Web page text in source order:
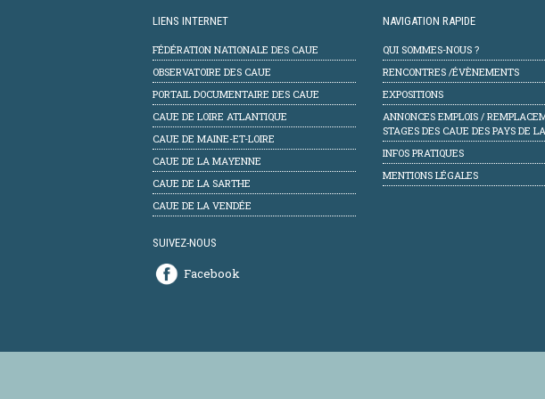
LIENS INTERNET
FÉDÉRATION NATIONALE DES CAUE
OBSERVATOIRE DES CAUE
PORTAIL DOCUMENTAIRE DES CAUE
CAUE DE LOIRE ATLANTIQUE
CAUE DE MAINE-ET-LOIRE
CAUE DE LA MAYENNE
CAUE DE LA SARTHE
CAUE DE LA VENDÉE
SUIVEZ-NOUS
Facebook
NAVIGATION RAPIDE
QUI SOMMES-NOUS ?
RENCONTRES /ÉVÈNEMENTS
EXPOSITIONS
ANNONCES EMPLOIS /
STAGES DES CAUE DES PAYS DE
INFOS PRATIQUES
MENTIONS LÉGALES